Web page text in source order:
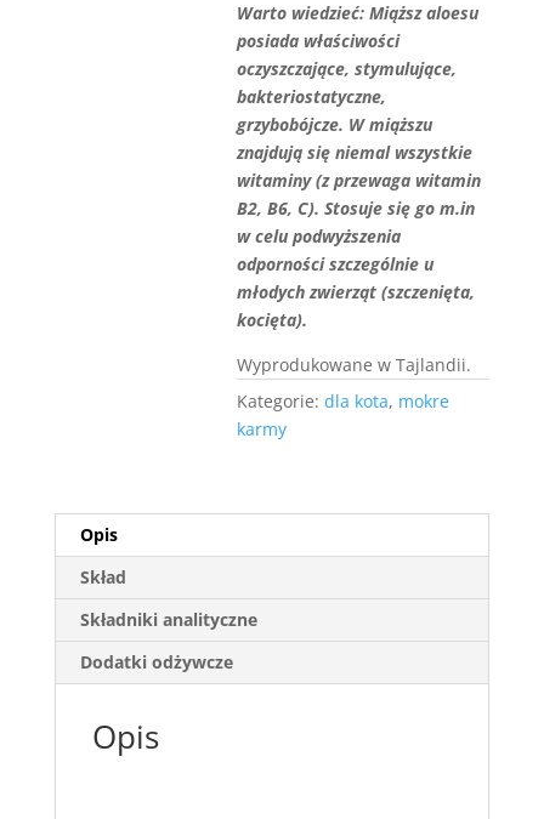
Warto wiedzieć: Miąższ aloesu
posiada właściwości
oczyszczające, stymulujące,
bakteriostatyczne,
grzybobójcze. W miąższu
znajdują się niemal wszystkie
witaminy (z przewaga witamin
B2, B6, C). Stosuje się go m.in
w celu podwyższenia
odporności szczególnie u
młodych zwierząt (szczenięta,
kocięta).
Wyprodukowane w Tajlandii.
Kategorie:dla kota, mokre
karmy
Opis
Skład
Składniki analityczne
Dodatki odżywcze
Opis